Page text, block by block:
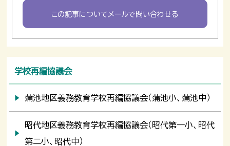
この記事についてメールで問い合わせる
学校再編協議会
蒲池地区義務教育学校再編協議会（蒲池小、蒲池中）
昭代地区義務教育学校再編協議会（昭代第一小、昭代
第二小、昭代中）